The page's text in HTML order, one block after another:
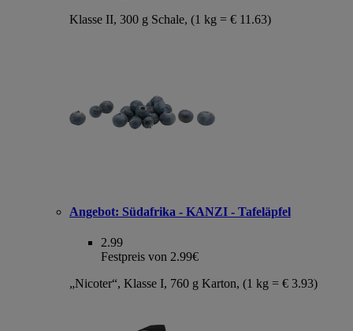
Klasse II, 300 g Schale, (1 kg = € 11.63)
Angebot: Südafrika - KANZI - Tafeläpfel
2.99
Festpreis von 2.99€
„Nicoter“, Klasse I, 760 g Karton, (1 kg = € 3.93)